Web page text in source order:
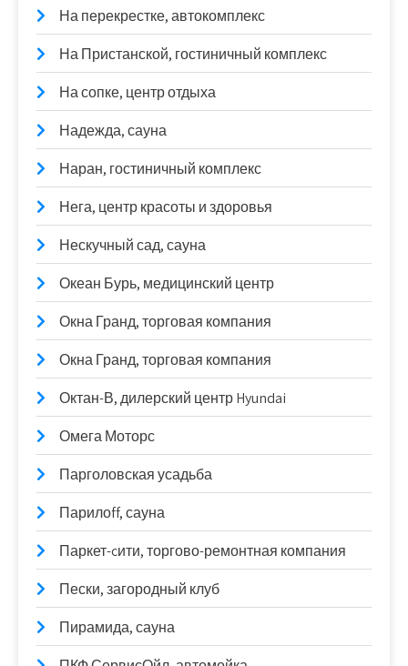
На перекрестке, автокомплекс
На Пристанской, гостиничный комплекс
На сопке, центр отдыха
Надежда, сауна
Наран, гостиничный комплекс
Нега, центр красоты и здоровья
Нескучный сад, сауна
Океан Бурь, медицинский центр
Окна Гранд, торговая компания
Окна Гранд, торговая компания
Октан-В, дилерский центр Hyundai
Омега Моторс
Парголовская усадьба
Парилоff, сауна
Паркет-cити, торгово-ремонтная компания
Пески, загородный клуб
Пирамида, сауна